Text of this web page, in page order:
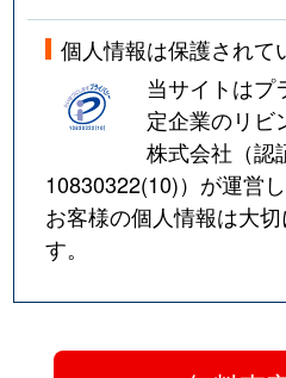
個人情報は保護されて
当サイトはプ
定企業のリビ
株式会社（認
10830322(10)）が運営
お客様の個人情報は大
す。